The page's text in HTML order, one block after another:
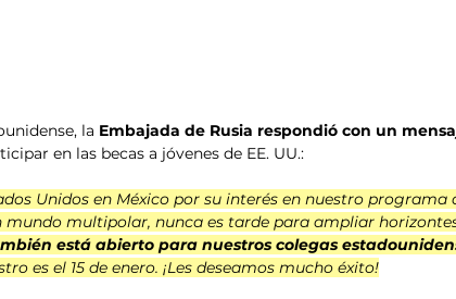
la Embajada de Rusia respondió con un
en las becas a jóvenes de EE. UU.:
Unidos en México por su interés en nuestro programa
mundo multipolar, nunca es tarde para ampliar
está abierto para nuestros colegas
es el 15 de enero. ¡Les deseamos mucho éxito!